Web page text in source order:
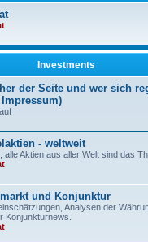
Investments
der Seite und wer sich
- weltweit
alle Aktien aus aller Welt sind das
und Konjunktur
Analysen der
Konjunkturnews.